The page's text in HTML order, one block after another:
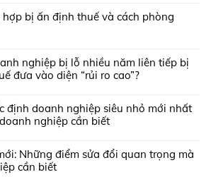
hợp bị ấn định thuế và cách phòng
nghiệp bị lỗ nhiều năm liên tiếp bị
đưa vào diện “rủi ro cao”?
định doanh nghiệp siêu nhỏ mới nhất
nghiệp cần biết
Những điểm sửa đổi quan trọng mà
cần biết